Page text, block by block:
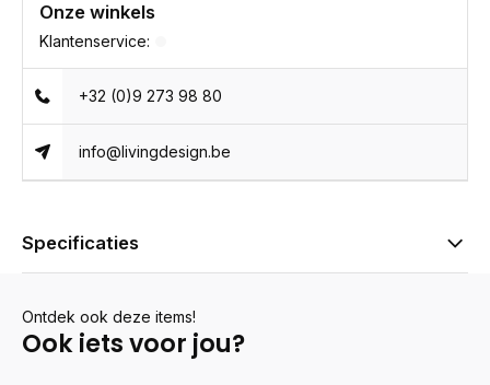
Onze winkels
Klantenservice:
+32 (0)9 273 98 80
info@livingdesign.be
Specificaties
Ontdek ook deze items!
Ook iets voor jou?